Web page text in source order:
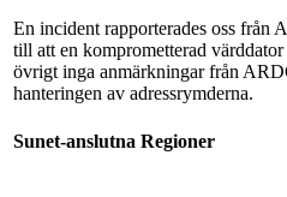
En incident rapporterades oss från
till att en komprometterad
övrigt inga anmärkningar från
hanteringen av adressrymderna.
Sunet-anslutna Regioner